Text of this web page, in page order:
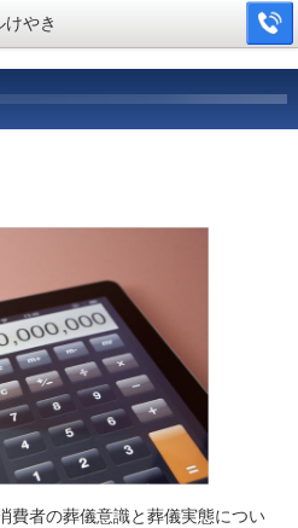
やき
費者の葬儀意識と葬儀実態につい